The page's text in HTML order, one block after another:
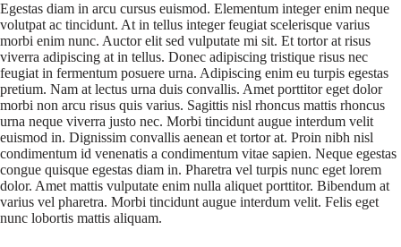
Egestas diam in arcu cursus euismod. Elementum integer enim neque
volutpat ac tincidunt. At in tellus integer feugiat scelerisque varius
morbi enim nunc. Auctor elit sed vulputate mi sit. Et tortor at risus
viverra adipiscing at in tellus. Donec adipiscing tristique risus nec
feugiat in fermentum posuere urna. Adipiscing enim eu turpis egestas
pretium. Nam at lectus urna duis convallis. Amet porttitor eget dolor
morbi non arcu risus quis varius. Sagittis nisl rhoncus mattis rhoncus
urna neque viverra justo nec. Morbi tincidunt augue interdum velit
euismod in. Dignissim convallis aenean et tortor at. Proin nibh nisl
condimentum id venenatis a condimentum vitae sapien. Neque egestas
congue quisque egestas diam in. Pharetra vel turpis nunc eget lorem
dolor. Amet mattis vulputate enim nulla aliquet porttitor. Bibendum at
varius vel pharetra. Morbi tincidunt augue interdum velit. Felis eget
nunc lobortis mattis aliquam.